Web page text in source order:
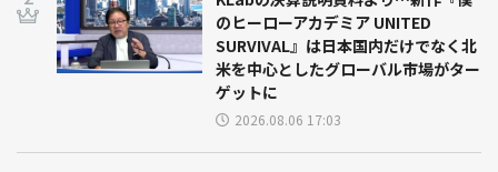
のヒーローアカデミア UNITED
SURVIVAL』は日本国内だけでなく北
米を中心としたグローバル市場がター
ゲットに
2026.08.06 17:03